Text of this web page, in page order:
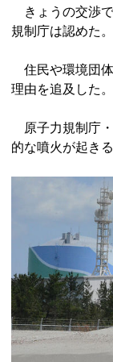
きょうの交渉
規制庁は認めた。
住民や環境団
理由を追及した。
原子力規制庁
的な噴火が起き